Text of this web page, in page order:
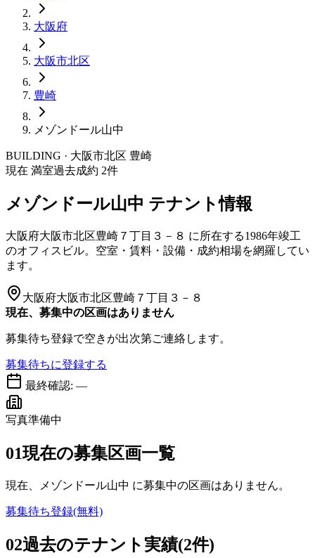
大阪府
大阪市北区
豊崎
メゾンドール山中
BUILDING · 大阪市北区 豊崎
現在 満室過去成約 2件
メゾンドール山中 テナント情報
大阪府大阪市北区豊崎７丁目３－８ に所在する1986年竣工
のオフィスビル。空室・賃料・設備・成約相場を網羅してい
ます。
大阪府大阪市北区豊崎７丁目３－８
現在、募集中の区画はありません
募集待ち登録で空きが出次第ご連絡します。
募集待ちに登録する
最終確認: —
写真準備中
01現在の募集区画一覧
現在、 メゾンドール山中 に募集中の区画はありません。
募集待ち登録(無料)
02過去のテナント実績(2件)